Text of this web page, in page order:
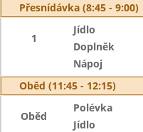
Přesnídávka (8:45 - 9:00)
1
Jídlo
Doplněk
Nápoj
Oběd (11:45 - 12:15)
Oběd
Polévka
Jídlo